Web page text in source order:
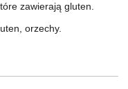
zawierają gluten.
orzechy.